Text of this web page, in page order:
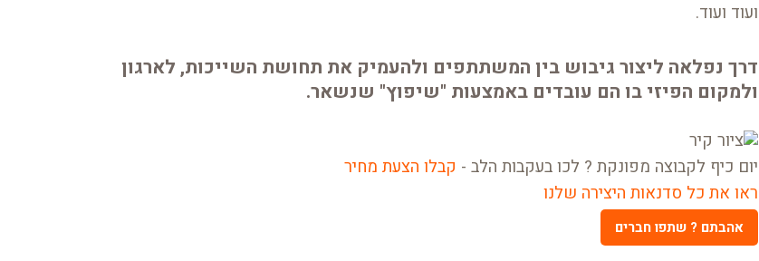
ועוד ועוד.
דרך נפלאה ליצור גיבוש בין המשתתפים ולהעמיק את תחושת השייכות, לארגון
ולמקום הפיזי בו הם עובדים באמצעות "שיפוץ" שנשאר.
יום כיף לקבוצה מפונקת ? לכו בעקבות הלב - קבלו הצעת מחיר
ראו את כל סדנאות היצירה שלנו
אהבתם ? שתפו חברים